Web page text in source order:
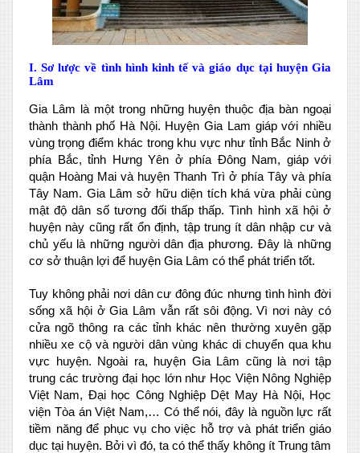
I. Sơ lược về tình hình kinh tế và giáo dục tại huyện Gia
Lâm
Gia Lâm là một trong những huyện thuộc địa bàn ngoại
thành thành phố Hà Nội. Huyện Gia Lam giáp với nhiều
vùng trọng điểm khác trong khu vực như tỉnh Bắc Ninh ở
phía Bắc, tỉnh Hưng Yên ở phía Đông Nam, giáp với
quận Hoàng Mai và huyện Thanh Trì ở phía Tây và phía
Tây Nam. Gia Lâm sở hữu diện tích khá vừa phải cùng
mật độ dân số tương đối thấp thấp. Tình hình xã hội ở
huyện này cũng rất ổn định, tập trung ít dân nhập cư và
chủ yếu là những người dân địa phương. Đây là những
cơ sở thuận lợi để huyện Gia Lâm có thể phát triển tốt.
Tuy không phải nơi dân cư đông đúc nhưng tình hình đời
sống xã hội ở Gia Lâm vẫn rất sôi động. Vì nơi này có
cửa ngõ thông ra các tỉnh khác nên thường xuyên gặp
nhiều xe cộ và người dân vùng khác di chuyển qua khu
vực huyện. Ngoài ra, huyện Gia Lâm cũng là nơi tập
trung các trường đại học lớn như Học Viện Nông Nghiệp
Việt Nam, Đại học Công Nghiệp Dệt May Hà Nội, Học
viện Tòa án Việt Nam,… Có thể nói, đây là nguồn lực rất
tiềm năng để phục vụ cho việc hỗ trợ và phát triển giáo
dục tại huyện. Bởi vì đó, ta có thể thấy không ít Trung tâm